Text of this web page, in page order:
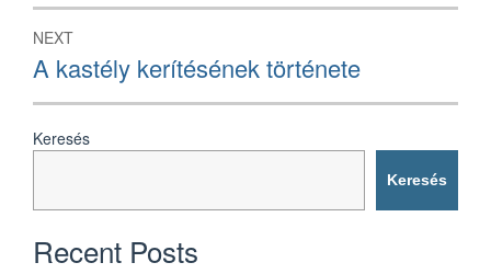
NEXT
Next
post:
A kastély kerítésének története
Keresés
Keresés
Recent Posts